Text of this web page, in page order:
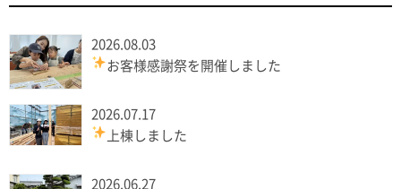
2026.08.03
お客様感謝祭を開催しました
2026.07.17
上棟しました
2026.06.27